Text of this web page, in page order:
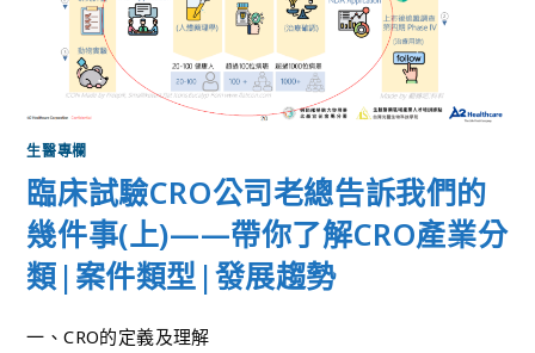
生醫專欄
臨床試驗CRO公司老總告訴我們的
幾件事(上)——帶你了解CRO產業分
類|案件類型|發展趨勢
一、CRO的定義及理解